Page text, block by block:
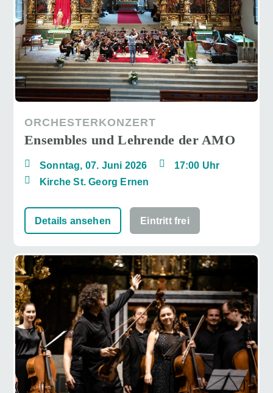
ORCHESTERKONZERT
Ensembles und Lehrende der AMO
Sonntag, 07. Juni 2026
17:00 Uhr
Kirche St. Georg Ernen
Details ansehen Eintritt frei